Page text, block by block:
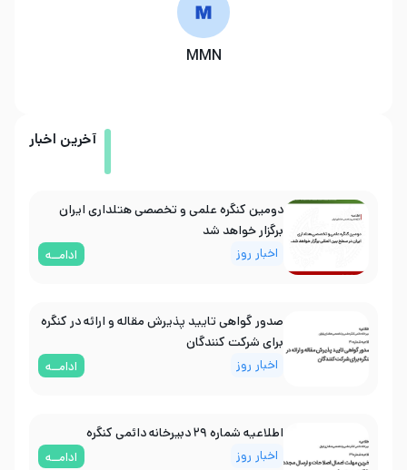
MMN
آخرین اخبار
دومین کنگره علمی و تخصصی هتلداری ایران
برگزار خواهد شد
اخبار روز
ادامــه
صدور گواهی تایید پذیرش مقاله و ارائه در کنگره
برای شرکت کنندگان
اخبار روز
ادامــه
اطلاعیه شماره ۲۹ دبیرخانه دائمی کنگره
اخبار روز
ادامــه